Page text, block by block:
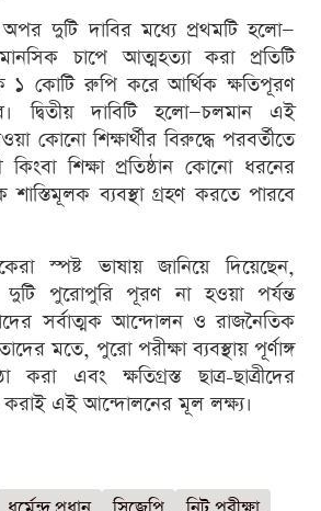
অপর দুটি দাবির মধ্যে প্রথমটি হলো—
চাপে আত্মহত্যা করা প্রতিটি
১ কোটি রুপি করে আর্থিক ক্ষতিপূরণ
দ্বিতীয় দাবিটি হলো—চলমান এই
কোনো শিক্ষার্থীর বিরুদ্ধে পরবর্তীতে
শিক্ষা প্রতিষ্ঠান কোনো ধরনের
শাস্তিমূলক ব্যবস্থা গ্রহণ করতে পারবে
স্পষ্ট ভাষায় জানিয়ে দিয়েছেন,
দুটি পুরোপুরি পূরণ না হওয়া পর্যন্ত
সর্বাত্মক আন্দোলন ও রাজনৈতিক
মতে, পুরো পরীক্ষা ব্যবস্থায় পূর্ণাঙ্গ
করা এবং ক্ষতিগ্রস্ত ছাত্র-ছাত্রীদের
করাই এই আন্দোলনের মূল লক্ষ্য।